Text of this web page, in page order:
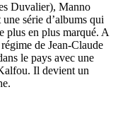
Duvalier), Manno
série d’albums qui
plus en plus marqué. A
de Jean-Claude
le pays avec une
Il devient un